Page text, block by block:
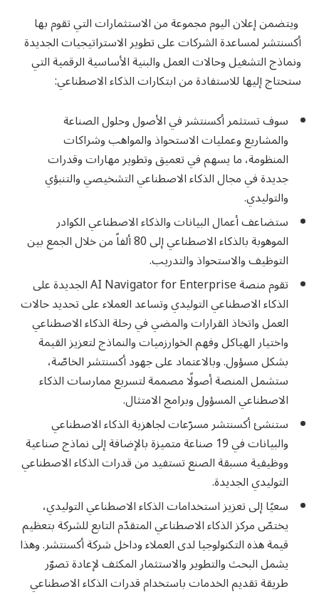
ويتضمن إعلان اليوم مجموعة من الاستثمارات التي تقوم بها
أكسنتشر لمساعدة الشركات على تطوير الاستراتيجيات الجديدة
ونماذج التشغيل وحالات العمل والبنية الأساسية الرقمية التي
ستحتاج إليها للاستفادة من ابتكارات الذكاء الاصطناعي:
سوف تستثمر أكسنتشر في الأصول وحلول الصناعة
والمشاريع وعمليات الاستحواذ والمواهب وشراكات
المنظومة، ما يسهم في تعميق وتطوير مهارات وقدرات
جديدة في مجال الذكاء الاصطناعي التشخيصي والتنبؤي
والتوليدي.
ستضاعف أعمال البيانات والذكاء الاصطناعي الكوادر
الموهوبة بالذكاء الاصطناعي إلى 80 ألفاً من خلال الجمع بين
التوظيف والاستحواذ والتدريب.
تقوم منصةAI Navigator for Enterpriseالجديدة على
الذكاء الاصطناعي التوليدي وتساعد العملاء على تحديد حالات
العمل واتخاذ القرارات والمضي في رحلة الذكاء الاصطناعي
واختيار الهياكل وفهم الخوارزميات والنماذج لتعزيز القيمة
بشكل مسؤول. وبالاعتماد على جهود أكسنتشر الخاصّة،
ستشمل المنصة أصولًا مصممة لتسريع ممارسات الذكاء
الاصطناعي المسؤول وبرامج الامتثال.
ستنشئ أكسنتشر مسرّعات لجاهزية الذكاء الاصطناعي
والبيانات في 19 صناعة متميزة بالإضافة إلى نماذج صناعية
ووظيفية مسبقة الصنع تستفيد من قدرات الذكاء الاصطناعي
التوليدي الجديدة.
سعيًا إلى تعزيز استخدامات الذكاء الاصطناعي التوليدي،
يختصّ مركز الذكاء الاصطناعي المتقدّم التابع للشركة بتعظيم
قيمة هذه التكنولوجيا لدى العملاء وداخل شركة أكسنتشر. وهذا
يشمل البحث والتطوير والاستثمار المكثف لإعادة تصوّر
طريقة تقديم الخدمات باستخدام قدرات الذكاء الاصطناعي